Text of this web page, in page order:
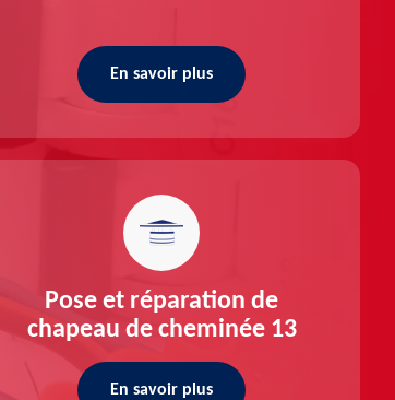
En savoir plus
Pose et réparation de
chapeau de cheminée 13
En savoir plus